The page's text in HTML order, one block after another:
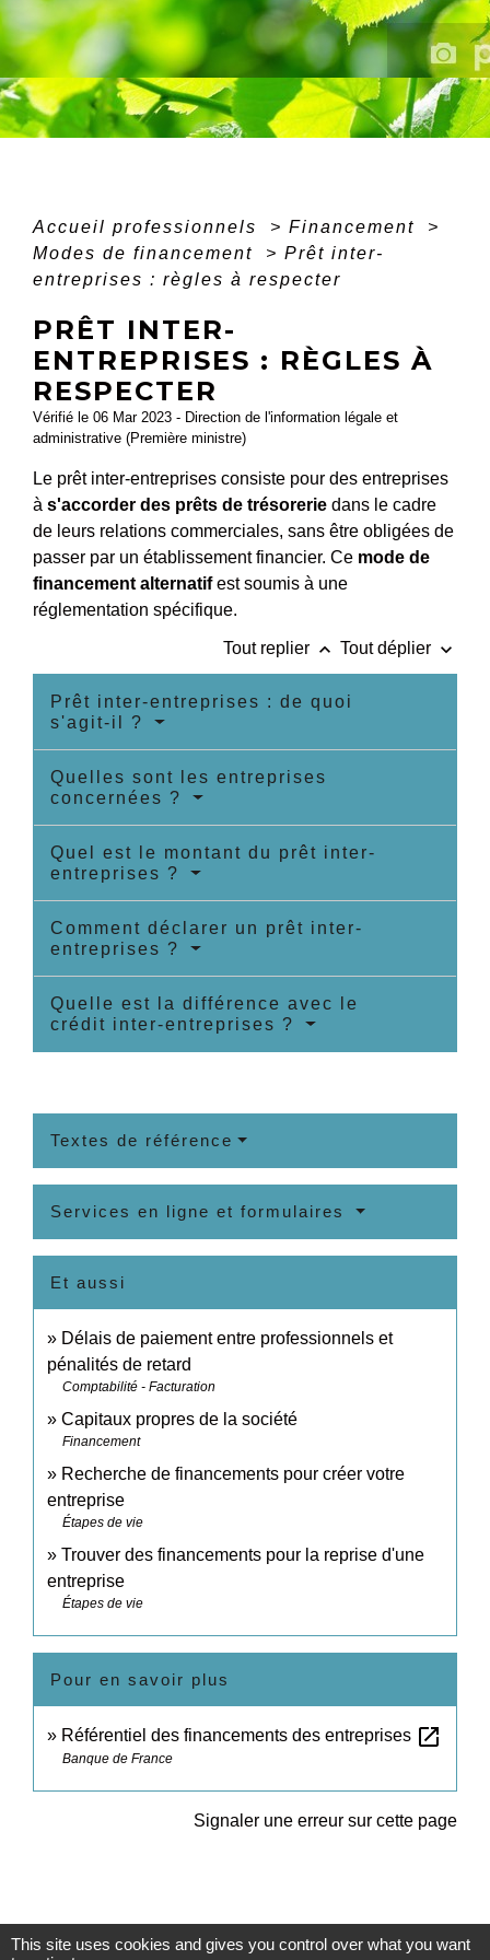
Accueil professionnels > Financement
>
Modes de financement
> Prêt inter-
entreprises : règles à respecter
PRÊT INTER-
ENTREPRISES : RÈGLES À
RESPECTER
Vérifié le 06 Mar 2023 - Direction de l'information légale et
administrative (Première ministre)
Le prêt inter-entreprises consiste pour des entreprises
à s'accorder des prêts de trésorerie dans le cadre
de leurs relations commerciales, sans être obligées de
passer par un établissement financier. Ce mode de
financement alternatifest soumis à une
réglementation spécifique.
Tout replier keyboard_arrow_up Tout déplier keyboard_arrow_down
Prêt inter-entreprises : de quoi
s'agit-il ?
Quelles sont les entreprises
concernées ?
Quel est le montant du prêt inter-
entreprises ?
Comment déclarer un prêt inter-
entreprises ?
Quelle est la différence avec le
crédit inter-entreprises ?
Textes de référence
Services en ligne et formulaires
Et aussi
Délais de paiement entre professionnels et
pénalités de retard
Comptabilité - Facturation
Capitaux propres de la société
Financement
Recherche de financements pour créer votre
entreprise
Étapes de vie
Trouver des financements pour la reprise d'une
entreprise
Étapes de vie
Pour en savoir plus
Référentiel des financements des entreprises open_in_new
Banque de France
Signaler une erreur sur cette page
This site uses cookies and gives you control over what you want